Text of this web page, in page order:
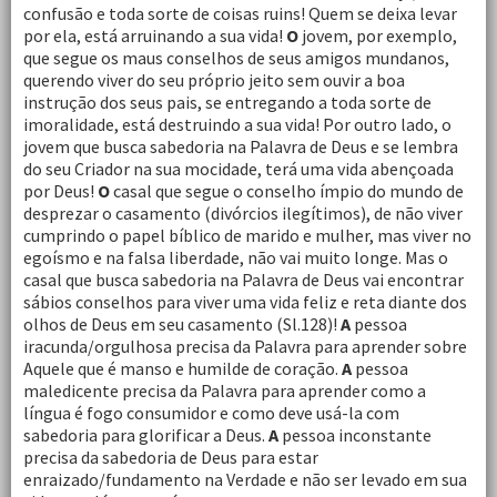
confusão e toda sorte de coisas ruins! Quem se deixa levar
por ela, está arruinando a sua vida! O jovem, por exemplo,
que segue os maus conselhos de seus amigos mundanos,
querendo viver do seu próprio jeito sem ouvir a boa
instrução dos seus pais, se entregando a toda sorte de
imoralidade, está destruindo a sua vida! Por outro lado, o
jovem que busca sabedoria na Palavra de Deus e se lembra
do seu Criador na sua mocidade, terá uma vida abençoada
por Deus! Ocasal que segue o conselho ímpio do mundo de
desprezar o casamento (divórcios ilegítimos), de não viver
cumprindo o papel bíblico de marido e mulher, mas viver no
egoísmo e na falsa liberdade, não vai muito longe. Mas o
casal que busca sabedoria na Palavra de Deus vai encontrar
sábios conselhos para viver uma vida feliz e reta diante dos
olhos de Deus em seu casamento (Sl.128)! A pessoa
iracunda/orgulhosa precisa da Palavra para aprender sobre
Aquele que é manso e humilde de coração. A pessoa
maledicente precisa da Palavra para aprender como a
língua é fogo consumidor e como deve usá-la com
sabedoria para glorificar a Deus. A pessoa inconstante
precisa da sabedoria de Deus para estar
enraizado/fundamento na Verdade e não ser levado em sua